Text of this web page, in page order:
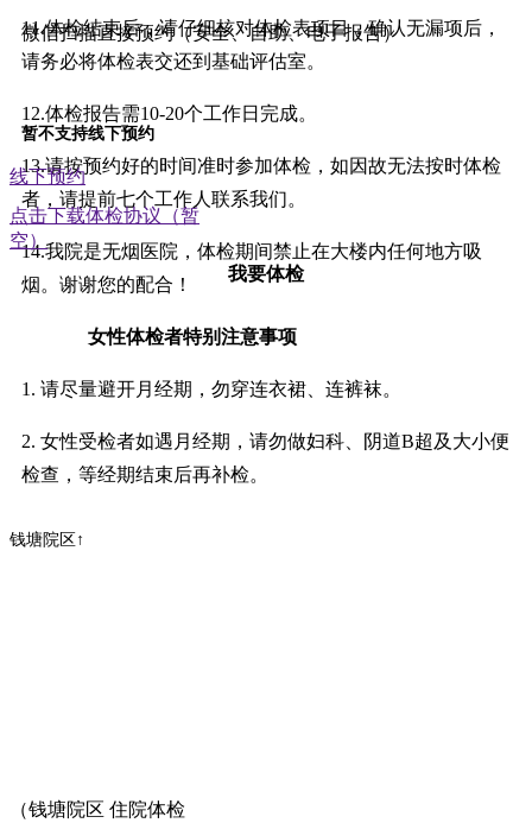
11.体检结束后，请仔细核对体检表项目，确认无漏项后，
请务必将体检表交还到基础评估室。
12.体检报告需10-20个工作日完成。
13.请按预约好的时间准时参加体检，如因故无法按时体检
者，请提前七个工作人联系我们。
14.我院是无烟医院，体检期间禁止在大楼内任何地方吸
烟。谢谢您的配合！
女性体检者特别注意事项
1. 请尽量避开月经期，勿穿连衣裙、连裤袜。
2. 女性受检者如遇月经期，请勿做妇科、阴道B超及大小便
检查，等经期结束后再补检。
微信扫描直接预约（安全、自助、电子报告）
暂不支持线下预约
线下预约
点击下载体检协议（暂
空）
我要体检
钱塘院区↑
（钱塘院区 住院体检